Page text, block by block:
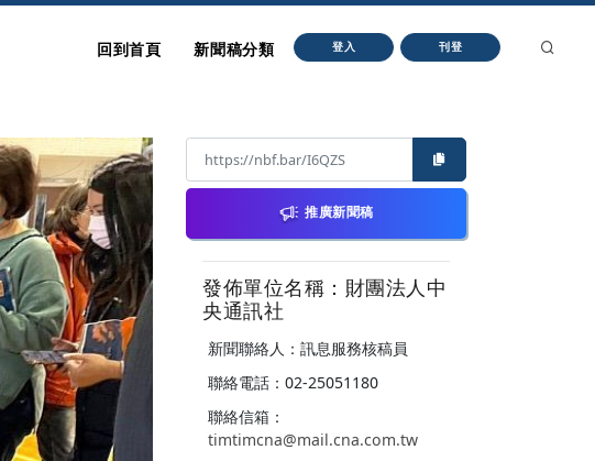
回到首頁 新聞稿分類 登入 刊登
推廣新聞稿
發佈單位名稱：財團法人中
央通訊社
新聞聯絡人：訊息服務核稿員
聯絡電話：02-25051180
聯絡信箱：
timtimcna@mail.cna.com.tw